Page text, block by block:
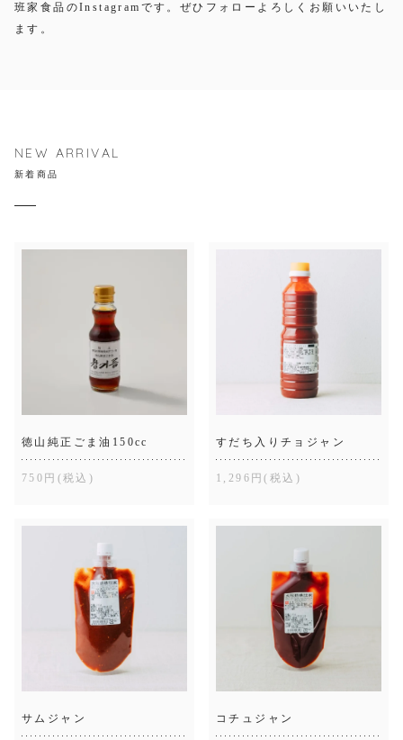
班家食品のInstagramです。ぜひフォローよろしくお願いいたし
ます。
NEW ARRIVAL
新着商品
徳山純正ごま油150cc
750円(税込)
すだち入りチョジャン
1,296円(税込)
サムジャン コチュジャン